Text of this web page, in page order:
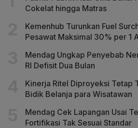
Cokelat hingga Matras
Kemenhub Turunkan Fuel
Pesawat Maksimal 30% per 1
Mendag Ungkap Penyebab
RI Defisit Dua Bulan
Kinerja Ritel Diproyeksi Tetap
Bidik Belanja para Wisatawan
Mendag Cek Lapangan Usai
Fortifikasi Tak Sesuai Standar